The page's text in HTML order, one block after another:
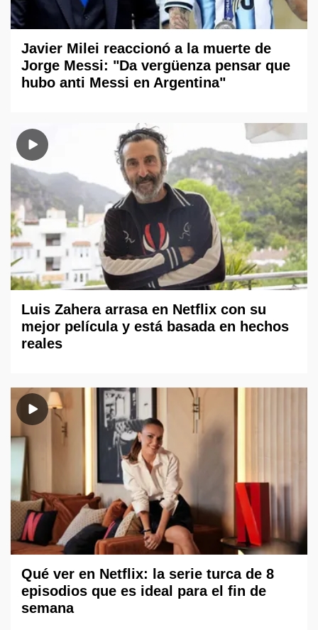
Javier Milei reaccionó a la muerte de
Jorge Messi: "Da vergüenza pensar que
hubo anti Messi en Argentina"
Luis Zahera arrasa en Netflix con su
mejor película y está basada en hechos
reales
Qué ver en Netflix: la serie turca de 8
episodios que es ideal para el fin de
semana